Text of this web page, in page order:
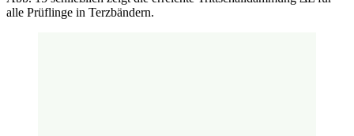
alle Prüflinge in Terzbändern.